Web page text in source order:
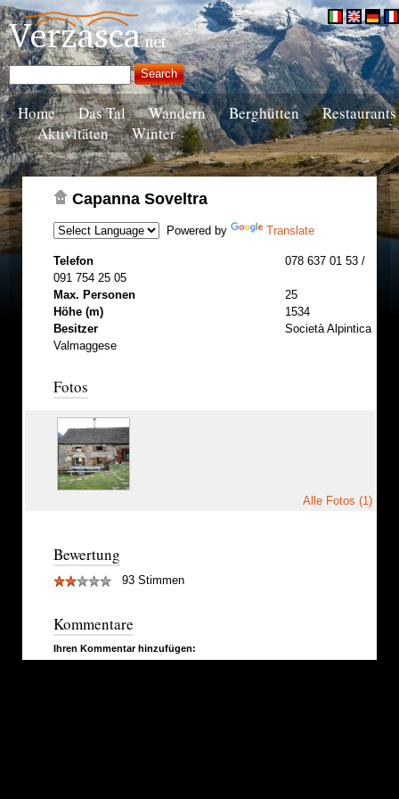
Home Das Tal Wandern Berghütten
Restaurants
Aktivitäten
Winter
Capanna Soveltra
Powered by Translate
Telefon
078 637 01 53 /
091 754 25 05
Max. Personen
25
Höhe (m)
1534
Besitzer
Società Alpintica
Valmaggese
Fotos
Alle Fotos (1)
Bewertung
93 Stimmen
Kommentare
Ihren Kommentar hinzufügen: